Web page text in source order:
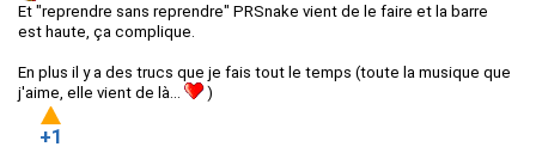
Et "reprendre sans reprendre" PRSnake vient de le faire et la barre
est haute, ça complique.
En plus il y a des trucs que je fais tout le temps (toute la musique que
j'aime, elle vient de là...
)
+1